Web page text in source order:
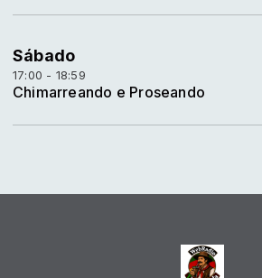
Sábado
17:00 - 18:59
Chimarreando e Proseando